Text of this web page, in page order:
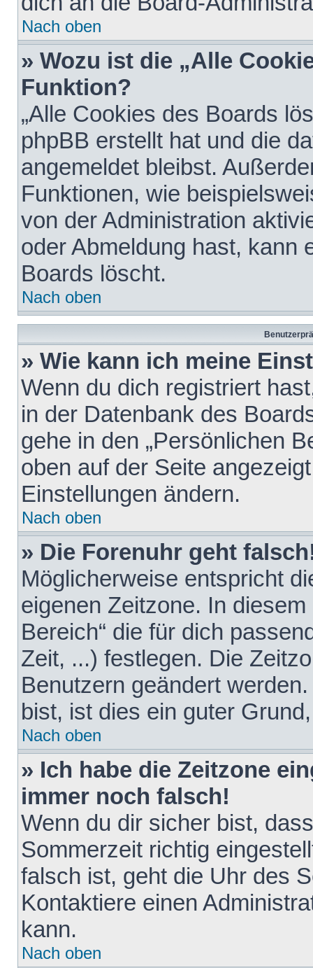
Nach oben
» Wozu ist die „Alle
Funktion?
„Alle Cookies des Boards
phpBB erstellt hat und die
angemeldet bleibst.
Funktionen, wie
von der Administration
oder Abmeldung hast, kann
Boards löscht.
Nach oben
» Wie kann ich meine
Wenn du dich registriert
in der Datenbank des
gehe in den „Persönlichen
oben auf der Seite
Einstellungen ändern.
Nach oben
» Die Forenuhr geht
Möglicherweise entspricht
eigenen Zeitzone. In
Bereich“ die für dich
Zeit, ...) festlegen. Die
Benutzern geändert
bist, ist dies ein guter
Nach oben
» Ich habe die Zeitzone
immer noch falsch!
Wenn du dir sicher bist,
Sommerzeit richtig
falsch ist, geht die Uhr des
Kontaktiere einen
kann.
Nach oben